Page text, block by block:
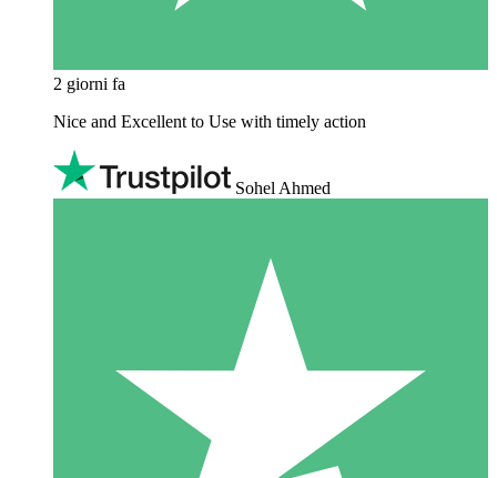
2 giorni fa
Nice and Excellent to Use with timely action
Sohel Ahmed